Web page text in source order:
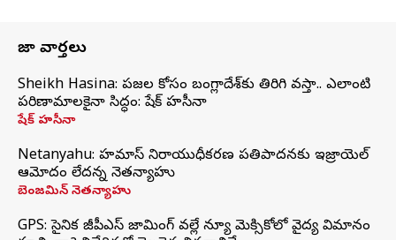
తాజా వార్తలు
Sheikh Hasina: ప్రజల కోసం బంగ్లాదేశ్‌కు తిరిగి వస్తా.. ఎలాంటి
పరిణామాలకైనా సిద్ధం: షేక్ హసీనా
షేక్ హసీనా
Netanyahu: హమాస్ నిరాయుధీకరణ ప్రతిపాదనకు ఇజ్రాయెల్
ఆమోదం లేదన్న నెతన్యాహు
బెంజమిన్ నెతన్యాహు
GPS: సైనిక జీపీఎస్ జామింగ్ వల్లే న్యూ మెక్సికోలో వైద్య విమానం